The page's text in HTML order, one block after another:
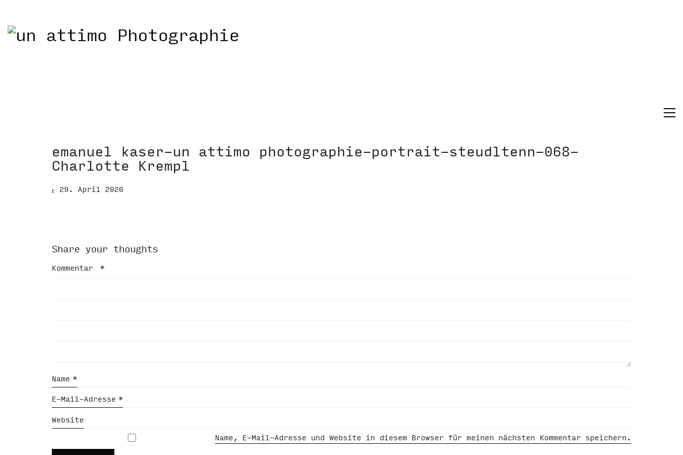
emanuel kaser-un attimo photographie-portrait-steudltenn-068-
Charlotte Krempl
29. April 2026
Share your thoughts
Kommentar *
Name *
E-Mail-Adresse *
Website
Name, E-Mail-Adresse und Website in diesem Browser für meinen nächsten Kommentar speichern.